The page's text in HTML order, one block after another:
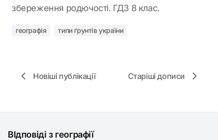
збереження родючості. ГДЗ 8 клас.
географія типи ґрунтів україни
Новіші публікації Старіші дописи
ВІдповіді з географії